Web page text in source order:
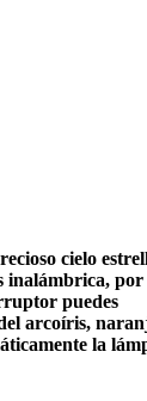
cielo
inalámbrica, por
puedes
arcoíris,
la